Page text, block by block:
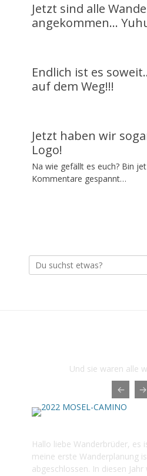
Jetzt sind alle
angekommen…
2017
Kommentieren
Endlich ist es
auf dem Weg!!!
2017
Kommentieren
Jetzt haben wir
Logo!
Veröffentlicht
am
2.
Na wie gefällt es euch? Bin
Kommentare gespannt…
Suche
nach:
Und sie waren alle
Hallo liebe Wanderbrüder, es
meine erste Wanderplanung
abgeschlossen. In diesen